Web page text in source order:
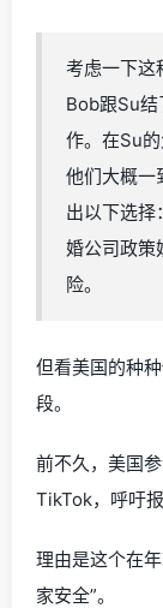
考虑一下这
Bob跟Su结
作。在Su
他们大概一
出以下选择
婚公司政策
险。
但看美国的种
段。
前不久，美国
TikTok，呼吁
理由是这个在
家安全”。